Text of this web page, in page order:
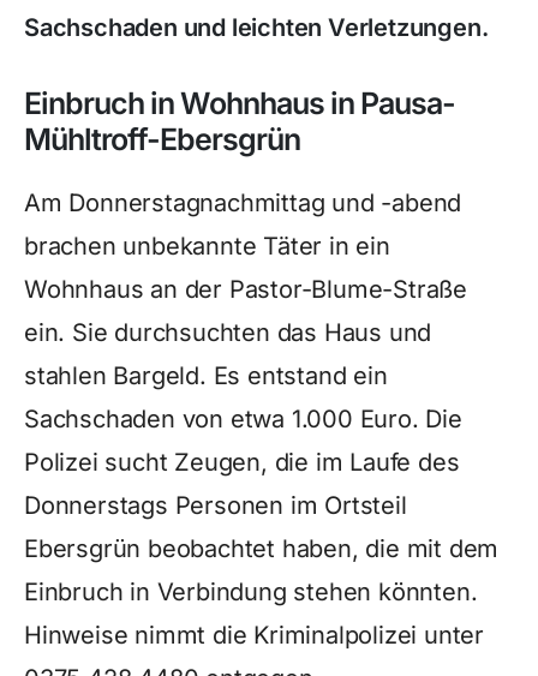
Sachschaden und leichten Verletzungen.
Einbruch in Wohnhaus in Pausa-
Mühltroff-Ebersgrün
Am Donnerstagnachmittag und -abend
brachen unbekannte Täter in ein
Wohnhaus an der Pastor-Blume-Straße
ein. Sie durchsuchten das Haus und
stahlen Bargeld. Es entstand ein
Sachschaden von etwa 1.000 Euro. Die
Polizei sucht Zeugen, die im Laufe des
Donnerstags Personen im Ortsteil
Ebersgrün beobachtet haben, die mit dem
Einbruch in Verbindung stehen könnten.
Hinweise nimmt die Kriminalpolizei unter